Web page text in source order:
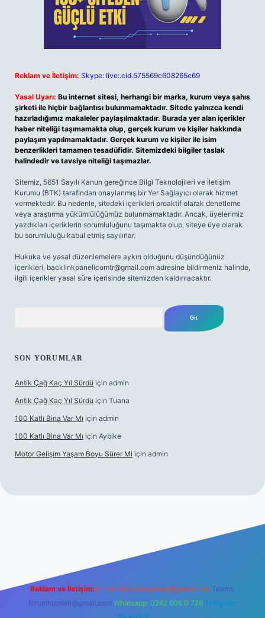
Reklam ve İletişim: Skype: live:.cid.575569c608265c69
Yasal Uyarı: Bu internet sitesi, herhangi bir marka, kurum veya şahıs
şirketi ile hiçbir bağlantısı bulunmamaktadır. Sitede yalnızca kendi
hazırladığımız makaleler paylaşılmaktadır. Burada yer alan içerikler
haber niteliği taşımamakta olup, gerçek kurum ve kişiler hakkında
paylaşım yapılmamaktadır. Gerçek kurum ve kişiler ile isim
benzerlikleri tamamen tesadüfidir. Sitemizdeki bilgiler taslak
halindedir ve tavsiye niteliği taşımazlar.
Sitemiz, 5651 Sayılı Kanun gereğince Bilgi Teknolojileri ve İletişim
Kurumu (BTK) tarafından onaylanmış bir Yer Sağlayıcı olarak hizmet
vermektedir. Bu nedenle, sitedeki içerikleri proaktif olarak denetleme
veya araştırma yükümlülüğümüz bulunmamaktadır. Ancak, üyelerimiz
yazdıkları içeriklerin sorumluluğunu taşımakta olup, siteye üye olarak
bu sorumluluğu kabul etmiş sayılırlar.
Hukuka ve yasal düzenlemelere aykırı olduğunu düşündüğünüz
içerikleri, backlinkpanelicomtr@gmail.com adresine bildirmeniz halinde,
ilgili içerikler yasal süre içerisinde sitemizden kaldırılacaktır.
SON YORUMLAR
Antik Çağ Kaç Yıl Sürdü için admin
Antik Çağ Kaç Yıl Sürdü için Tuana
100 Katlı Bina Var Mı için admin
100 Katlı Bina Var Mı için Aybike
Motor Gelişim Yaşam Boyu Sürer Mi için admin
Reklam ve İletişim: E-mail: backlinkpaneli@gmail.com Teams:
forumhizmeti@gmail.com Whatsapp: 0262 606 0 726 Telegram: